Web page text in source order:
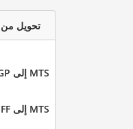
تحويل من MTS
MTS إلى 3GP
MTS إلى AIFF